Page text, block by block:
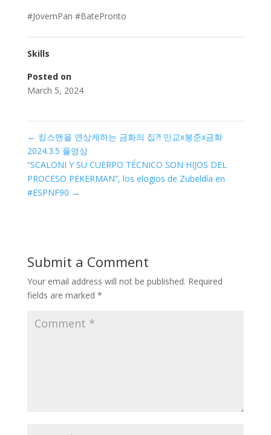
#JovemPan #BatePronto
Skills
Posted on
March 5, 2024
← 킹스맨을 연상케하는 금화의 집?! 민교x봉준x금화
2024.3.5 풀영상
“SCALONI Y SU CUERPO TÉCNICO SON HIJOS DEL
PROCESO PEKERMAN”, los elogios de Zubeldía en
#ESPNF90 →
Submit a Comment
Your email address will not be published. Required
fields are marked *